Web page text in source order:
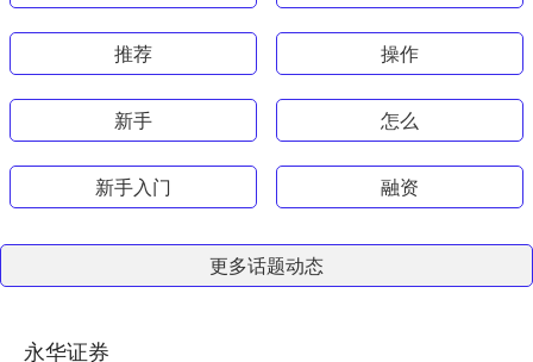
推荐 操作
新手 怎么
新手入门 融资
更多话题动态
永华证券